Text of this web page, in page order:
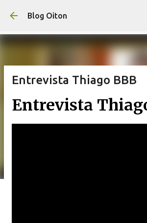
Pular para o conteúdo
Blog Oiton
Entrevista Thiago BBB
Entrevista